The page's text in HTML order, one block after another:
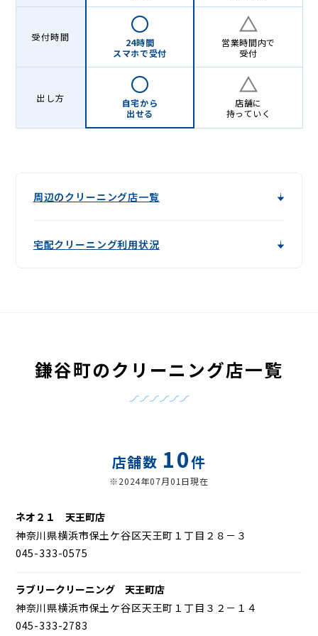
受付時間
24時間
スマホで受付
営業時間内で
受付
出し方
自宅から
出せる
店舗に
持っていく
周辺のクリーニング店一覧
宅配クリーニング利用状況
鎌谷町のクリーニング店一覧
店舗数 10件
※2024年07月01日現在
ネオ２１ 天王町店
神奈川県横浜市保土ケ谷区天王町１丁目２８－３
045-333-0575
ラブリークリーニング 天王町店
神奈川県横浜市保土ケ谷区天王町１丁目３２－１４
045-333-2783